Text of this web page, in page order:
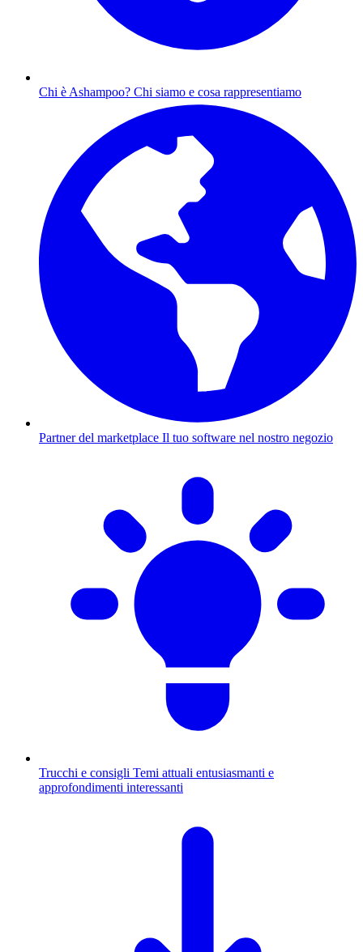
Chi è Ashampoo? Chi siamo e cosa rappresentiamo
Partner del marketplace Il tuo software nel nostro negozio
Trucchi e consigli Temi attuali entusiasmanti e
approfondimenti interessanti